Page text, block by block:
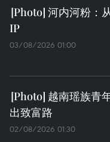
河内河粉：
IP
03/08/2026 01:00
越南瑶族青
出致富路
02/08/2026 01:30